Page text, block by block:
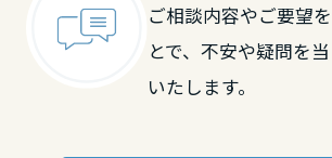
ご相談内容やご要望
とで、不安や疑問を
いたします。
山口県